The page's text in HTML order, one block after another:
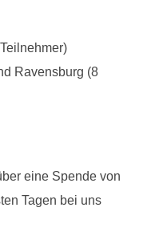
Ravensburg (8
eine Spende von
Tagen bei uns